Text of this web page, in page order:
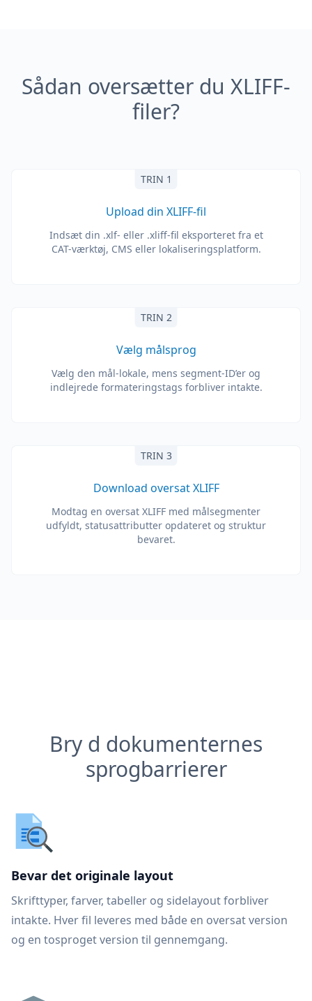
Sådan oversætter du XLIFF-
filer?
TRIN 1
Upload din XLIFF-fil
Indsæt din .xlf- eller .xliff-fil eksporteret fra et
CAT-værktøj, CMS eller lokaliseringsplatform.
TRIN 2
Vælg målsprog
Vælg den mål-lokale, mens segment-ID’er og
indlejrede formateringstags forbliver intakte.
TRIN 3
Download oversat XLIFF
Modtag en oversat XLIFF med målsegmenter
udfyldt, statusattributter opdateret og struktur
bevaret.
Bry d dokumenternes
sprogbarrierer
Bevar det originale layout
Skrifttyper, farver, tabeller og sidelayout forbliver
intakte. Hver fil leveres med både en oversat version
og en tosproget version til gennemgang.